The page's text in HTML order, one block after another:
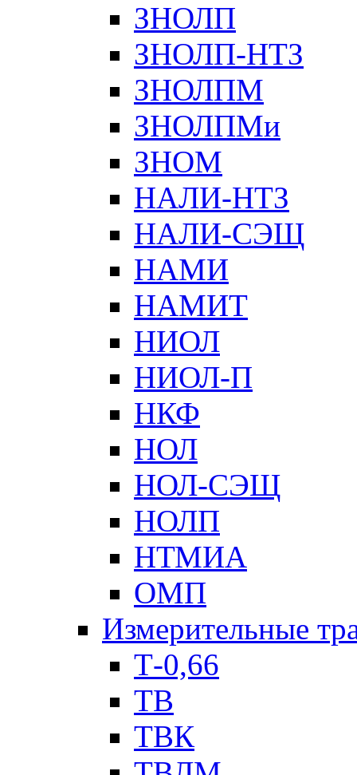
ЗНОЛП
ЗНОЛП-НТЗ
ЗНОЛПМ
ЗНОЛПМи
ЗНОМ
НАЛИ-НТЗ
НАЛИ-СЭЩ
НАМИ
НАМИТ
НИОЛ
НИОЛ-П
НКФ
НОЛ
НОЛ-СЭЩ
НОЛП
НТМИА
ОМП
Измерительные
Т-0,66
ТВ
ТВК